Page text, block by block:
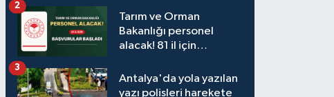
Tarım ve Orman
Bakanlığı personel
alacak! 81 il için
2
Antalya'da yola yazılan
yazı polisleri harekete
3